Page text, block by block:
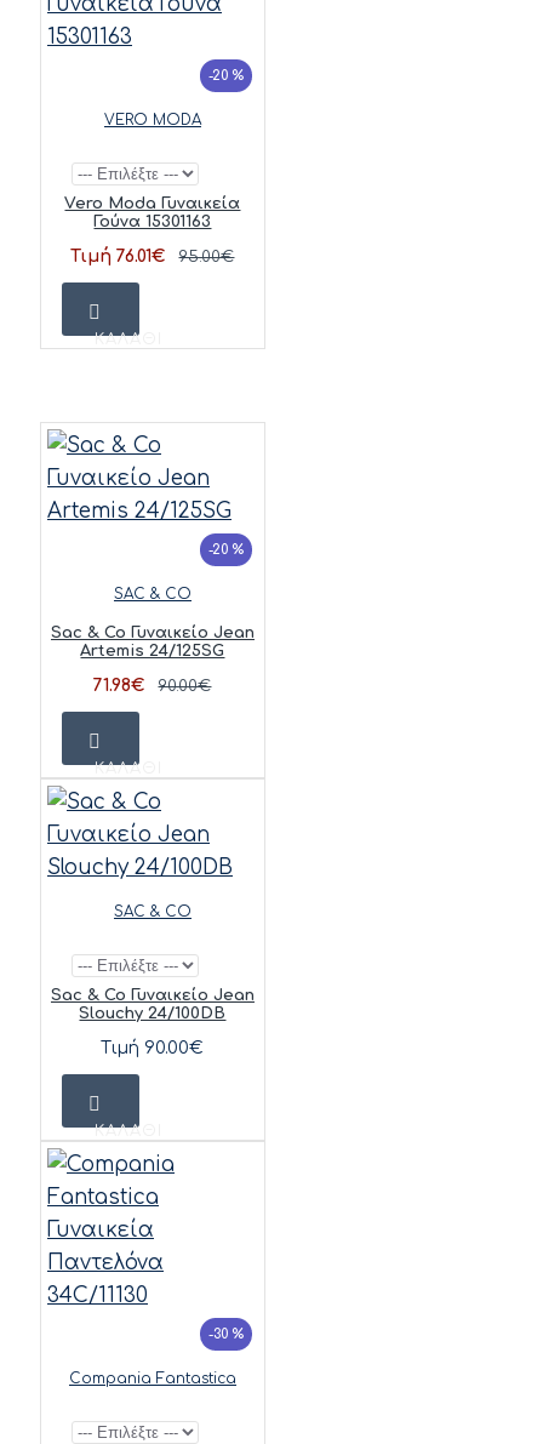
-20 %
VERO MODA
Vero Moda Γυναικεία
Γούνα 15301163
Τιμή 76.01€ 95.00€
ΚΑΛΆΘΙ
-20 %
SAC & CO
Sac & Co Γυναικείο Jean
Artemis 24/125SG
71.98€ 90.00€
ΚΑΛΆΘΙ
SAC & CO
Sac & Co Γυναικείο Jean
Slouchy 24/100DB
Τιμή 90.00€
ΚΑΛΆΘΙ
-30 %
Compania Fantastica